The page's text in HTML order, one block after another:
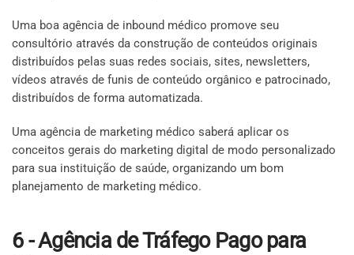
Uma boa agência de inbound médico promove seu
consultório através da construção de conteúdos originais
distribuídos pelas suas redes sociais, sites, newsletters,
vídeos através de funis de conteúdo orgânico e patrocinado,
distribuídos de forma automatizada.
Uma agência de marketing médico saberá aplicar os
conceitos gerais do marketing digital de modo personalizado
para sua instituição de saúde, organizando um bom
planejamento de marketing médico.
6 - Agência de Tráfego Pago para